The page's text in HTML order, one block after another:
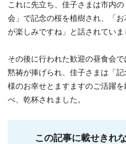
これに先立ち、佳子さまは市内
会」で記念の桜を植樹され、「
が楽しみですね」と話されていま
その後に行われた歓迎の昼食会
黙祷が捧げられ、佳子さまは「
様のお幸せとますますのご活躍
べ、乾杯されました。
この記事に載せきれ